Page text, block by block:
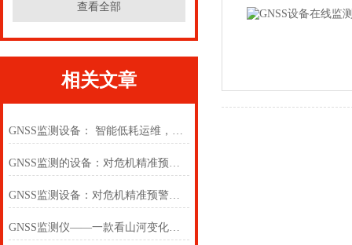
查看全部
相关文章
GNSS监测设备： 智能低耗运维，降低形变监测管理成本
GNSS监测的设备：对危机精准预警，筑牢矿区防汛安全防线
GNSS监测设备：对危机精准预警，筑牢矿区防汛安全防线
GNSS监测仪——一款看山河变化的GNSS监测设备2025(万象推送)